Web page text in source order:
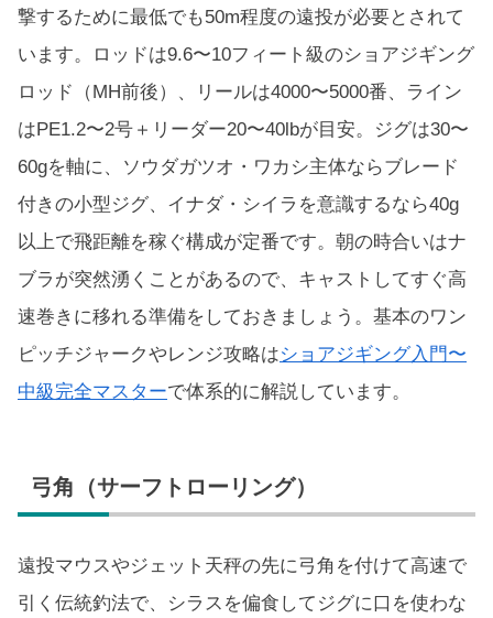
撃するために最低でも50m程度の遠投が必要とされて
います。ロッドは9.6〜10フィート級のショアジギング
ロッド（MH前後）、リールは4000〜5000番、ライン
はPE1.2〜2号＋リーダー20〜40lbが目安。ジグは30〜
60gを軸に、ソウダガツオ・ワカシ主体ならブレード
付きの小型ジグ、イナダ・シイラを意識するなら40g
以上で飛距離を稼ぐ構成が定番です。朝の時合いはナ
ブラが突然湧くことがあるので、キャストしてすぐ高
速巻きに移れる準備をしておきましょう。基本のワン
ピッチジャークやレンジ攻略はショアジギング入門〜
中級完全マスターで体系的に解説しています。
弓角（サーフトローリング）
遠投マウスやジェット天秤の先に弓角を付けて高速で
引く伝統釣法で、シラスを偏食してジグに口を使わな